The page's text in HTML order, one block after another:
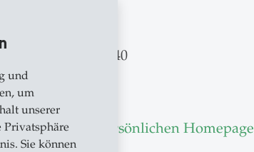
und
um
unserer
Privatsphäre
Sie können
: 0000-0003-3149-0340
aufseiner persönlichen Homepage